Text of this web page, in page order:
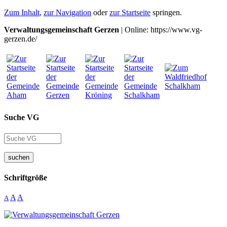
Zum Inhalt, zur Navigation oderzur Startseite springen.
Verwaltungsgemeinschaft Gerzen | Online: https://www.vg-
gerzen.de/
Suche VG
suchen
Schriftgröße
A A A